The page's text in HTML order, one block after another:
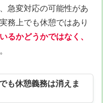
急変対応の可能性があ
務上でも休憩ではあり
るかどうかではなく、
も休憩義務は消えま